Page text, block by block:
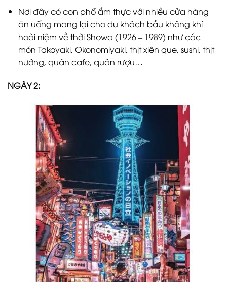
Nơi đây có con phố ẩm thực với nhiều cửa hàng
ăn uống mang lại cho du khách bầu không khí
hoài niệm về thời Showa (1926 – 1989) như các
món Takoyaki, Okonomiyaki, thịt xiên que, sushi, thịt
nướng, quán cafe, quán rượu…
NGÀY 2: